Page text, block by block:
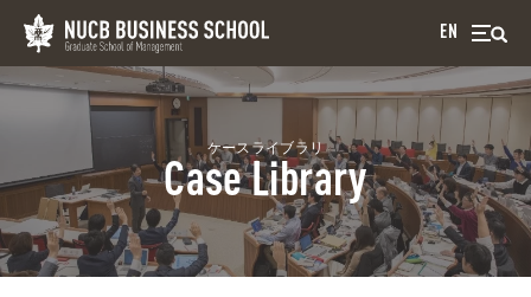
EN
ケースライブラリ
Case Library